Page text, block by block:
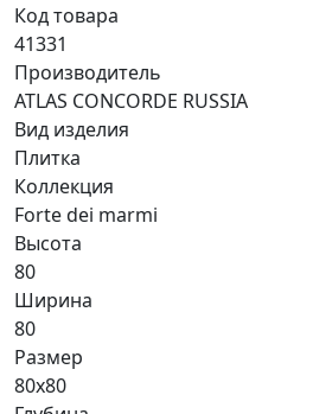
Код товара
41331
Производитель
ATLAS CONCORDE RUSSIA
Вид изделия
Плитка
Коллекция
Forte dei marmi
Высота
80
Ширина
80
Размер
80x80